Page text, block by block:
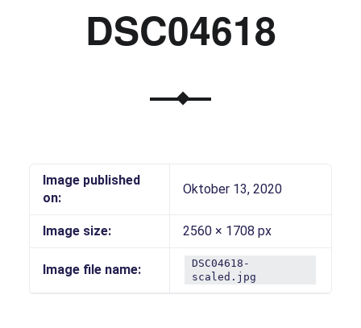
DSC04618
Image published
on:
Oktober 13, 2020
Image size: 2560 × 1708 px
Image file name:
DSC04618-
scaled.jpg